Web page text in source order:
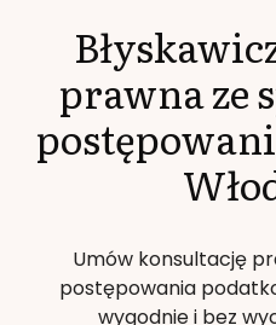
prawna ze
Umów konsultację
postępowania
wygodnie i bez